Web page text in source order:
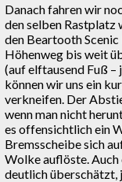
Danach fahren wir
den selben Rastplatz
den Beartooth
Höhenweg bis weit
(auf elftausend Fuß –
können wir uns ein
verkneifen. Der
wenn man nicht
es offensichtlich ein
Bremsscheibe sich
Wolke auflöste.
deutlich überschätzt,